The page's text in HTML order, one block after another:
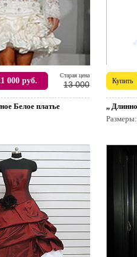
Белое платье
000 руб.
Cтарая цена
13 000
,,
Размеры:
Купить